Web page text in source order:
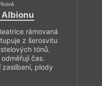
Albionu
rámovaná
z šerosvitu
tónů.
čas.
zaslíbení, plody